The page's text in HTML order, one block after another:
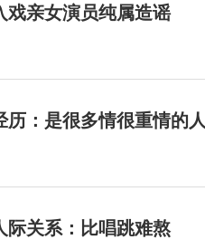
戏亲女演员纯属造谣
：是很多情很重情的人
际关系：比唱跳难熬